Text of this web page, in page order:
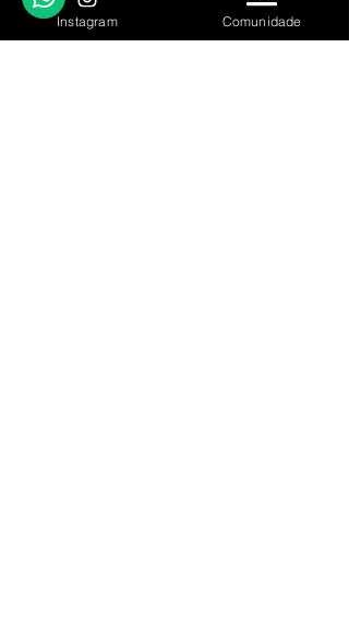
PAGSEGURO podendo
parcelar em até 12x no cartão
Instagram Comunidade